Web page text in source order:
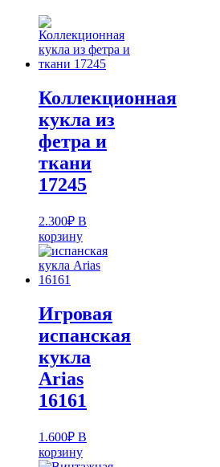
Коллекционная
кукла из
фетра и
ткани
17245
2.300₽ В
корзину
Игровая
испанская
кукла
Arias
16161
1.600₽ В
корзину